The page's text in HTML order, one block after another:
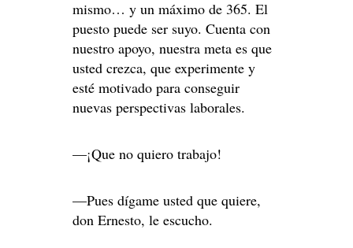
mismo… y un máximo de 365. El
puesto puede ser suyo. Cuenta con
nuestro apoyo, nuestra meta es que
usted crezca, que experimente y
esté motivado para conseguir
nuevas perspectivas laborales.
—¡Que no quiero trabajo!
—Pues dígame usted que quiere,
don Ernesto, le escucho.